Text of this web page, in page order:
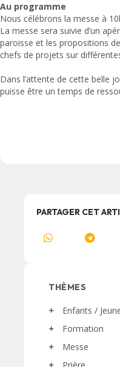
Au programme
Nous célébrons la messe à
La messe sera suivie d’un
paroisse et les propositions
chefs de projets sur
Dans l’attente de cette belle
puisse être un temps de
PARTAGER CET
THÈMES
Enfants /
Formation
Messe